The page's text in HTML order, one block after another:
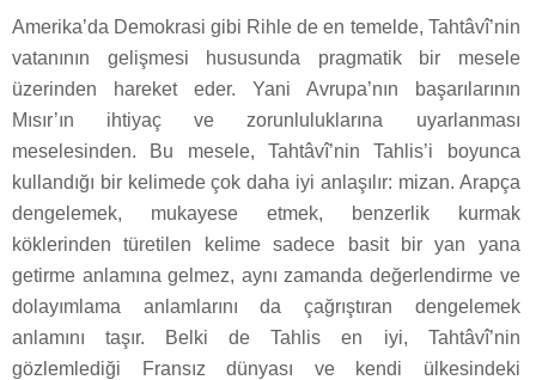
Amerika’da Demokrasi gibi Rihle de en temelde, Tahtâvî’nin
vatanının gelişmesi hususunda pragmatik bir mesele
üzerinden hareket eder. Yani Avrupa’nın başarılarının
Mısır’ın ihtiyaç ve zorunluluklarına uyarlanması
meselesinden. Bu mesele, Tahtâvî’nin Tahlis’i boyunca
kullandığı bir kelimede çok daha iyi anlaşılır: mizan. Arapça
dengelemek, mukayese etmek, benzerlik kurmak
köklerinden türetilen kelime sadece basit bir yan yana
getirme anlamına gelmez, aynı zamanda değerlendirme ve
dolayımlama anlamlarını da çağrıştıran dengelemek
anlamını taşır. Belki de Tahlis en iyi, Tahtâvî’nin
gözlemlediği Fransız dünyası ve kendi ülkesindeki